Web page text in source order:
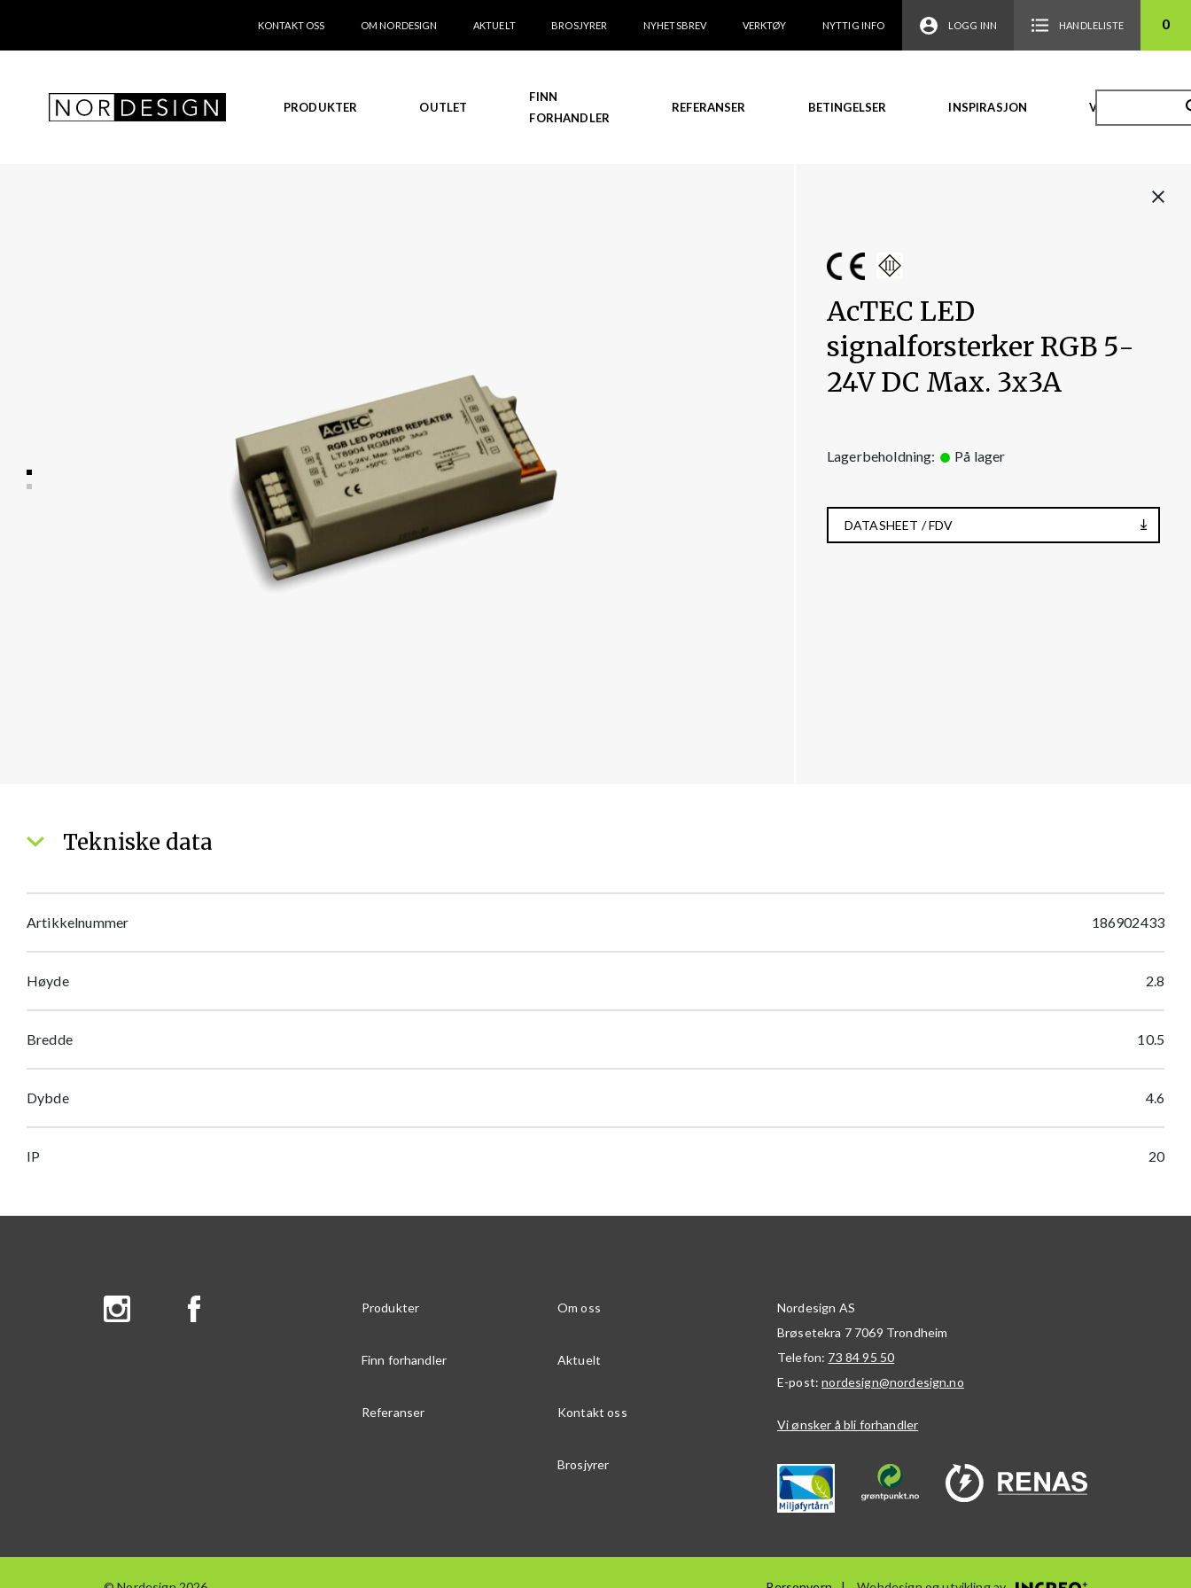
KONTAKT OSS OM NORDESIGN AKTUELT BROSJYRER NYHETSBREV VERKTØY NYTTIG INFO LOGG INN HANDLELISTE 0
PRODUKTER OUTLET
FINN
FORHANDLER
REFERANSER BETINGELSER INSPIRASJON VIDEO
AcTEC LED
signalforsterker RGB 5-
24V DC Max. 3x3A
Lagerbeholdning: På lager
DATASHEET / FDV
Tekniske data
Artikkelnummer 186902433
Høyde 2.8
Bredde 10.5
Dybde 4.6
IP 20
Produkter Om oss
Finn forhandler Aktuelt
Referanser Kontakt oss
Brosjyrer
Nordesign AS
Brøsetekra 7 7069 Trondheim
Telefon: 73 84 95 50
E-post:nordesign@nordesign.no
Vi ønsker å bli forhandler